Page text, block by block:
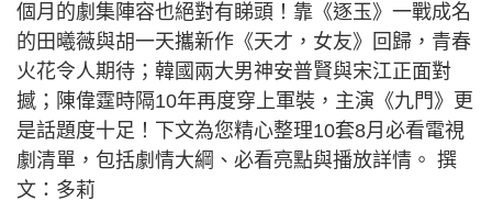
個月的劇集陣容也絕對有睇頭！靠《逐玉》一戰成名
的田曦薇與胡一天攜新作《天才，女友》回歸，青春
火花令人期待；韓國兩大男神安普賢與宋江正面對
撼；陳偉霆時隔10年再度穿上軍裝，主演《九門》更
是話題度十足！下文為您精心整理10套8月必看電視
劇清單，包括劇情大綱、必看亮點與播放詳情。 撰
文：多莉